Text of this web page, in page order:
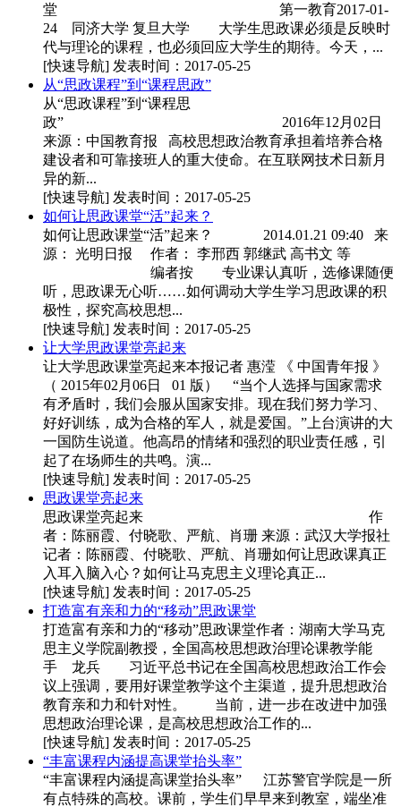
堂 第一教育2017-01-
24 同济大学 复旦大学 大学生思政课必须是反映时
代与理论的课程，也必须回应大学生的期待。今天，...
[快速导航] 发表时间：2017-05-25
从“思政课程”到“课程思政”
从“思政课程”到“课程思
政” 2016年12月02日
来源：中国教育报 高校思想政治教育承担着培养合格
建设者和可靠接班人的重大使命。在互联网技术日新月
异的新...
[快速导航] 发表时间：2017-05-25
如何让思政课堂“活”起来？
如何让思政课堂“活”起来？ 2014.01.21 09:40 来
源： 光明日报 作者： 李邢西 郭继武 高书文 等
编者按 专业课认真听，选修课随便
听，思政课无心听……如何调动大学生学习思政课的积
极性，探究高校思想...
[快速导航] 发表时间：2017-05-25
让大学思政课堂亮起来
让大学思政课堂亮起来本报记者 惠滢 《 中国青年报 》
（ 2015年02月06日 01 版） “当个人选择与国家需求
有矛盾时，我们会服从国家安排。现在我们努力学习、
好好训练，成为合格的军人，就是爱国。”上台演讲的大
一国防生说道。他高昂的情绪和强烈的职业责任感，引
起了在场师生的共鸣。演...
[快速导航] 发表时间：2017-05-25
思政课堂亮起来
思政课堂亮起来 作
者：陈丽霞、付晓歌、严航、肖珊 来源：武汉大学报社
记者：陈丽霞、付晓歌、严航、肖珊如何让思政课真正
入耳入脑入心？如何让马克思主义理论真正...
[快速导航] 发表时间：2017-05-25
打造富有亲和力的“移动”思政课堂
打造富有亲和力的“移动”思政课堂作者：湖南大学马克
思主义学院副教授，全国高校思想政治理论课教学能
手 龙兵 习近平总书记在全国高校思想政治工作会
议上强调，要用好课堂教学这个主渠道，提升思想政治
教育亲和力和针对性。 当前，进一步在改进中加强
思想政治理论课，是高校思想政治工作的...
[快速导航] 发表时间：2017-05-25
“丰富课程内涵提高课堂抬头率”
“丰富课程内涵提高课堂抬头率” 江苏警官学院是一所
有点特殊的高校。课前，学生们早早来到教室，端坐准